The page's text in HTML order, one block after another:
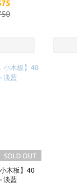
SOLD OUT
木板】40
淡藍